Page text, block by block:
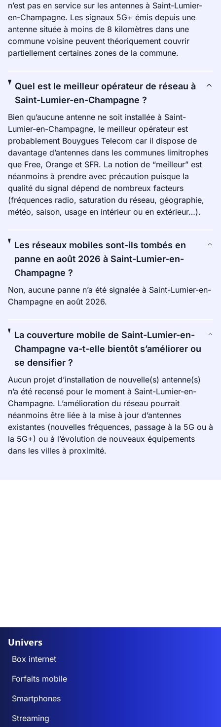
n’est pas en service sur les antennes à Saint-Lumier-
en-Champagne. Les signaux 5G+ émis depuis une
antenne située à moins de 8 kilomètres dans une
commune voisine peuvent théoriquement couvrir
partiellement certaines zones de la commune.
Quel est le meilleur opérateur de réseau à
Saint-Lumier-en-Champagne ?
Bien qu’aucune antenne ne soit installée à Saint-
Lumier-en-Champagne, le meilleur opérateur est
probablement Bouygues Telecom car il dispose de
davantage d’antennes dans les communes limitrophes
que Free, Orange et SFR. La notion de “meilleur” est
néanmoins à prendre avec précaution puisque la
qualité du signal dépend de nombreux facteurs
(fréquences radio, saturation du réseau, géographie,
météo, saison, usage en intérieur ou en extérieur…).
Les réseaux mobiles sont-ils tombés en
panne en août 2026 à Saint-Lumier-en-
Champagne ?
Non, aucune panne n’a été signalée à Saint-Lumier-en-
Champagne en août 2026.
La couverture mobile de Saint-Lumier-en-
Champagne va-t-elle bientôt s’améliorer ou
se densifier ?
Aucun projet d’installation de nouvelle(s) antenne(s)
n’a été recensé pour le moment à Saint-Lumier-en-
Champagne. L’amélioration du réseau pourrait
néanmoins être liée à la mise à jour d’antennes
existantes (nouvelles fréquences, passage à la 5G ou à
la 5G+) ou à l’évolution de nouveaux équipements
dans les villes à proximité.
Univers
Box internet
Forfaits mobile
Smartphones
Streaming